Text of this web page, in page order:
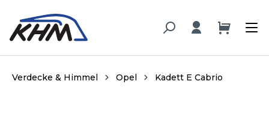
springen
Verdecke & Himmel Opel Kadett E Cabrio